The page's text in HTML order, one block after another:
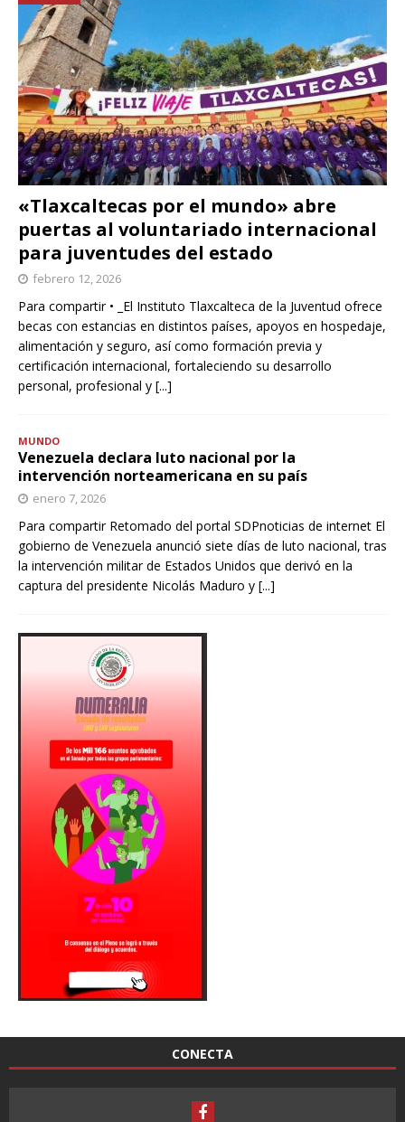
«Tlaxcaltecas por el mundo» abre
puertas al voluntariado internacional
para juventudes del estado
febrero 12, 2026
Para compartir • _El Instituto Tlaxcalteca de la Juventud ofrece
becas con estancias en distintos países, apoyos en hospedaje,
alimentación y seguro, así como formación previa y
certificación internacional, fortaleciendo su desarrollo
personal, profesional y [...]
MUNDO
Venezuela declara luto nacional por la
intervención norteamericana en su país
enero 7, 2026
Para compartir Retomado del portal SDPnoticias de internet El
gobierno de Venezuela anunció siete días de luto nacional, tras
la intervención militar de Estados Unidos que derivó en la
captura del presidente Nicolás Maduro y [...]
CONECTA